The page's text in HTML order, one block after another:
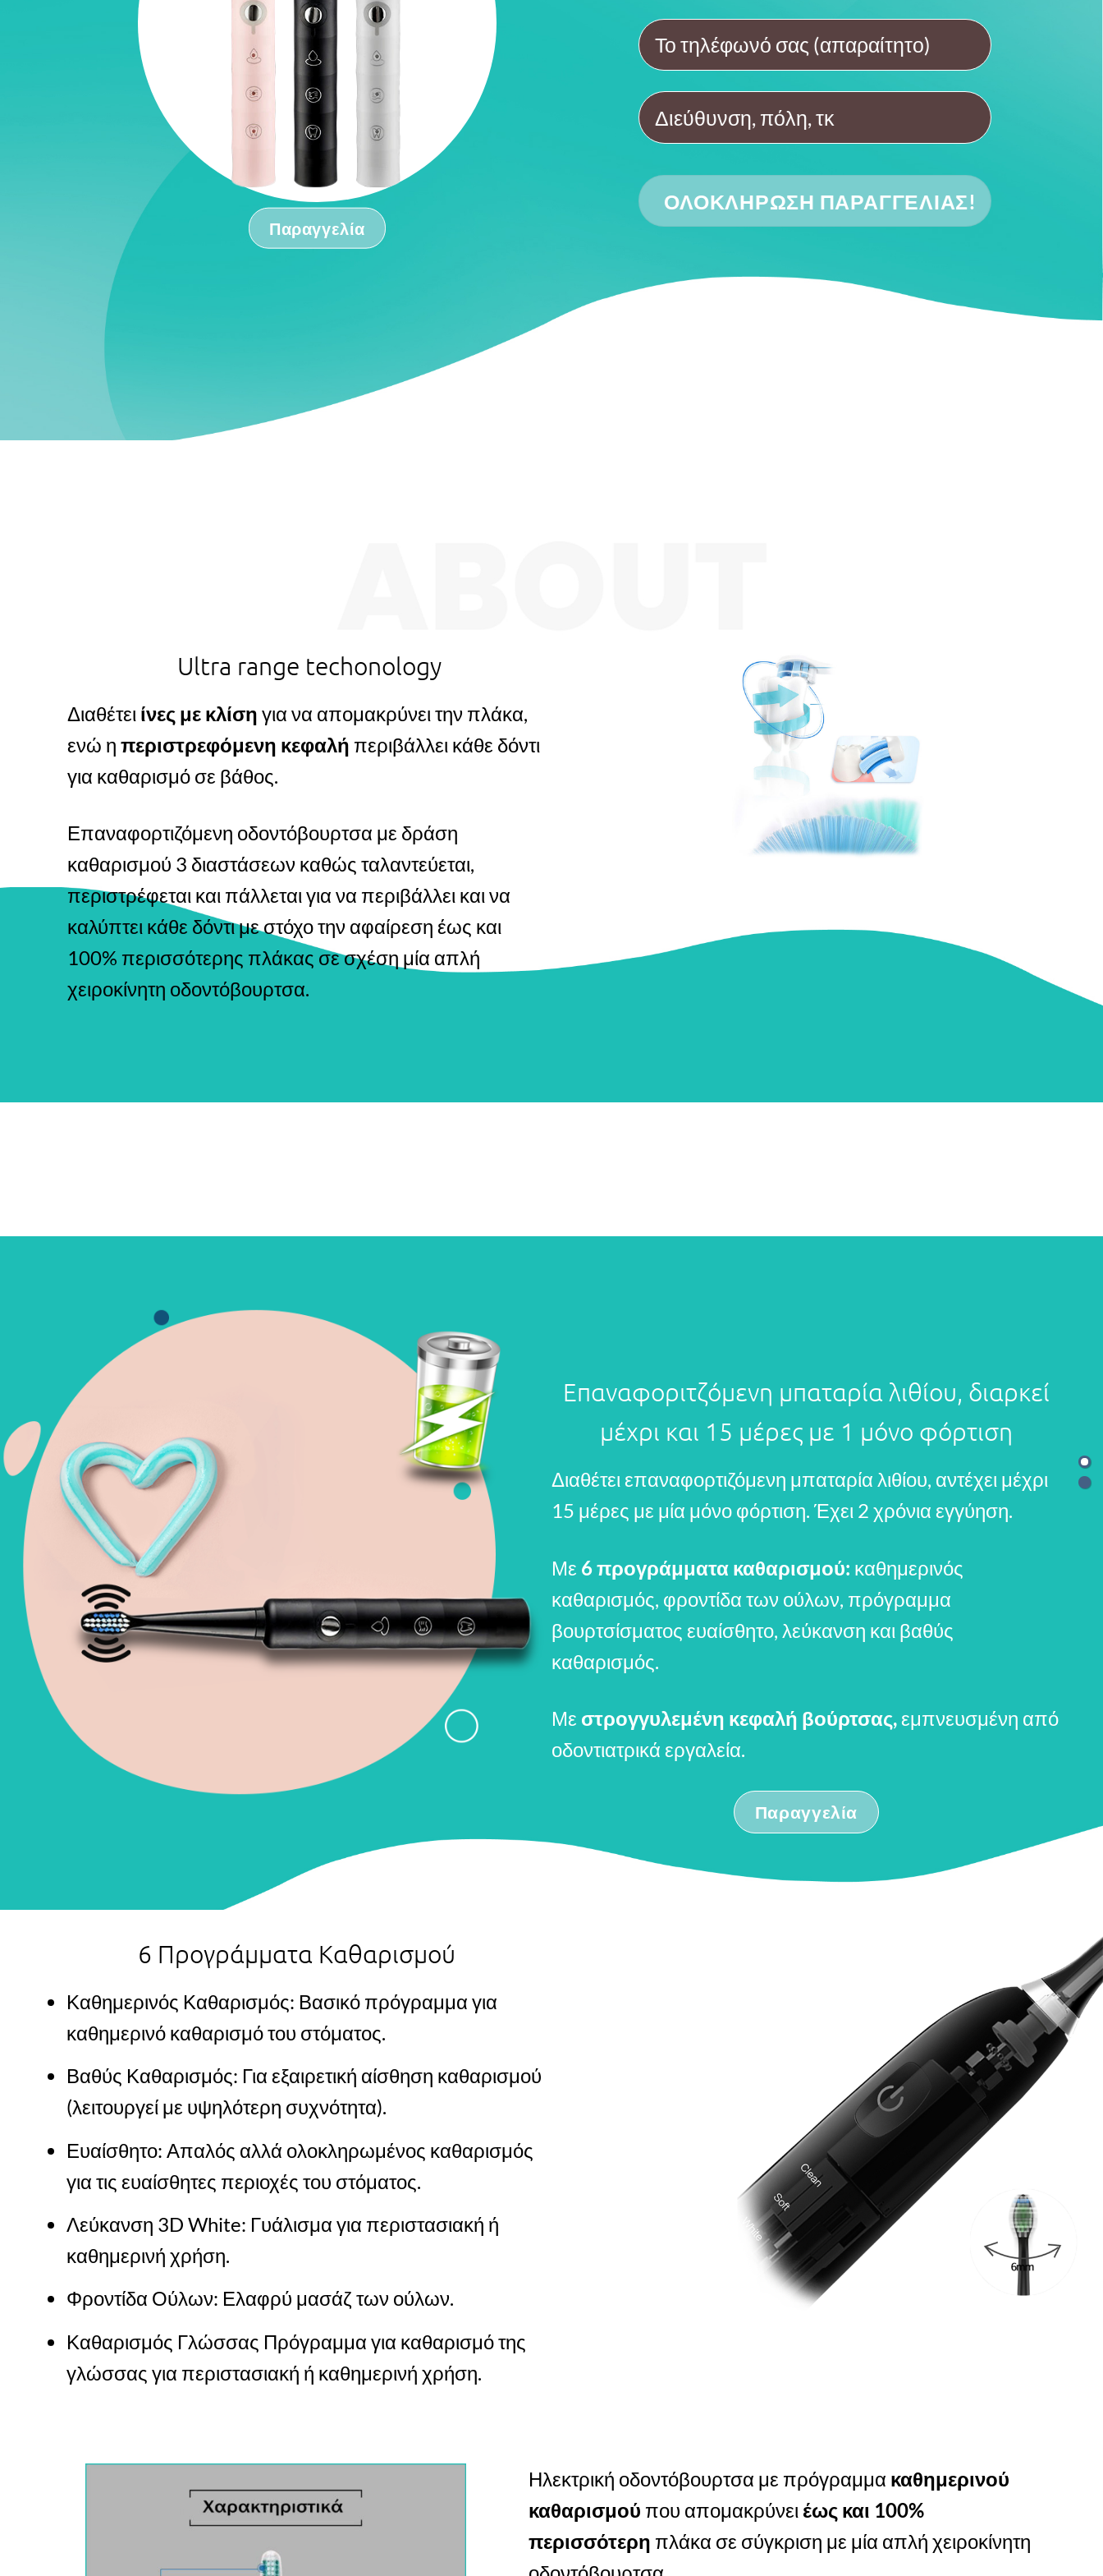
Παραγγελία
Ultra range techonology
Διαθέτει ίνες με κλίση για να απομακρύνει την πλάκα,
ενώ η περιστρεφόμενη κεφαλή περιβάλλει κάθε δόντι
για καθαρισμό σε βάθος.
Επαναφορτιζόμενη οδοντόβουρτσα με δράση
καθαρισμού 3 διαστάσεων καθώς ταλαντεύεται,
περιστρέφεται και πάλλεται για να περιβάλλει και να
καλύπτει κάθε δόντι με στόχο την αφαίρεση έως και
100% περισσότερης πλάκας σε σχέση μία απλή
χειροκίνητη οδοντόβουρτσα.
Επαναφοριτζόμενη μπαταρία λιθίου, διαρκεί
μέχρι και 15 μέρες με 1 μόνο φόρτιση
Διαθέτει επαναφορτιζόμενη μπαταρία λιθίου, αντέχει μέχρι
15 μέρες με μία μόνο φόρτιση. Έχει 2 χρόνια εγγύηση.
Με 6 προγράμματα καθαρισμού: καθημερινός
καθαρισμός, φροντίδα των ούλων, πρόγραμμα
βουρτσίσματος ευαίσθητο, λεύκανση και βαθύς
καθαρισμός.
Με στρογγυλεμένη κεφαλή βούρτσας,εμπνευσμένη από
οδοντιατρικά εργαλεία.
Παραγγελία
6 Προγράμματα Καθαρισμού
Καθημερινός Καθαρισμός: Βασικό πρόγραμμα για
καθημερινό καθαρισμό του στόματος.
Βαθύς Καθαρισμός: Για εξαιρετική αίσθηση καθαρισμού
(λειτουργεί με υψηλότερη συχνότητα).
Ευαίσθητο: Απαλός αλλά ολοκληρωμένος καθαρισμός
για τις ευαίσθητες περιοχές του στόματος.
Λεύκανση 3D White: Γυάλισμα για περιστασιακή ή
καθημερινή χρήση.
Φροντίδα Ούλων: Ελαφρύ μασάζ των ούλων.
Καθαρισμός Γλώσσας Πρόγραμμα για καθαρισμό της
γλώσσας για περιστασιακή ή καθημερινή χρήση.
Ηλεκτρική οδοντόβουρτσα με πρόγραμμα καθημερινού
καθαρισμού που απομακρύνει έως και 100%
περισσότερη πλάκα σε σύγκριση με μία απλή χειροκίνητη